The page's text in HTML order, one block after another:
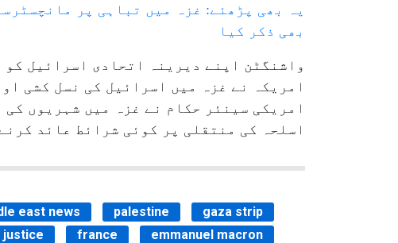
یہ بھی پڑھئے: غزہ میں تباہی پر
بھی ذکر کیا
امریکی سینئر حکام نے غزہ میں شہریوں
اسلحہ کی منتقلی پر کوئی شرائط عائد
east news palestine
gaza strip
france
emmanuel macron